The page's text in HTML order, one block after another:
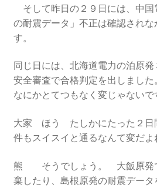
2026.3.15 第１５回原発ゼロへ
わさき集会開催
ギャラリー_2023.3.12
ギャラリー_2024.3.10
ギャラリー_2026.3.15
そして昨日の２９日には、中国
の耐震データ」不正は確認されな
す。
同じ日には、北海道電力の泊原
安全審査で合格判定を出しました。
なにかとてつもなく変じゃないで
大家 ほう たしかにたった２日
件もスイスイと通るなんて変だよ
熊 そうでしょう。 大飯原発
棄したり、島根原発の耐震デー